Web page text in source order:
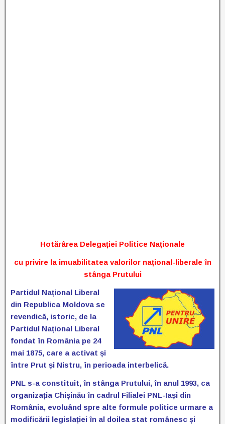
Hotărârea Delegației Politice Naționale
cu privire la imuabilitatea valorilor național-liberale în
stânga Prutului
Partidul Național Liberal
din Republica Moldova se
revendică, istoric, de la
Partidul Național Liberal
fondat în România pe 24
mai 1875, care a activat și
între Prut și Nistru, în perioada interbelică.
PNL s-a constituit, în stânga Prutului, în anul 1993, ca
organizația Chișinău în cadrul Filialei PNL-Iași din
România, evoluând spre alte formule politice urmare a
modificării legislației în al doilea stat românesc și